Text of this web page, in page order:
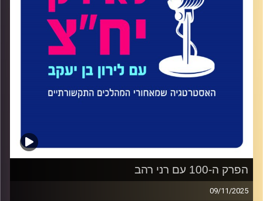
על בניית אסטרטגיה תקשורתית שמחברת בין מורשת למודרנה,
על תפקיד המדיה החברתית בהנגשת תרבות, ועל הפודקאסט
שיזמה "הספרנים".
שוחחנו גם על דילמות אתיות בעבודת הדוברות במוסד
שמחזיק את הזיכרון הלאומי של כולנו: איך מתעדים היסטוריה
בזמן אמת, כיצד מאזנים בין הנגשה לסנסציה, ומהו הגבול שבין
פרק על תקשורת עם אחריות, על מיתוג תרבותי בעידן דיגיטלי,
ועל האתגר של להפוך היסטוריה לסיפור חי.
קרדיט תמונות:ליאת סער
הפרק ה-100 עם רני רהב
09/11/2025